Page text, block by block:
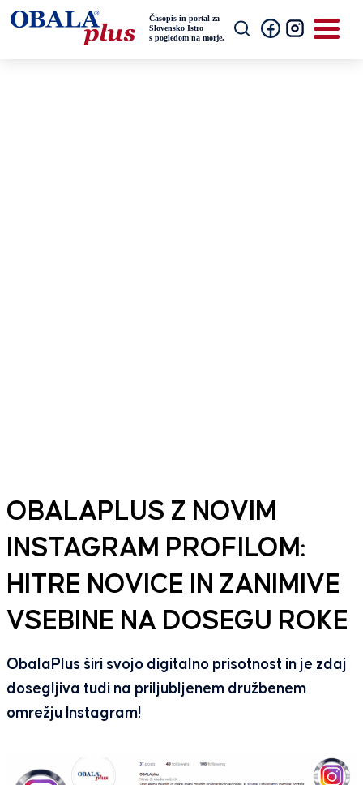
OBALAPLUS Z NOVIM
INSTAGRAM PROFILOM:
HITRE NOVICE IN ZANIMIVE
VSEBINE NA DOSEGU ROKE
ObalaPlus širi svojo digitalno prisotnost in je zdaj
dosegljiva tudi na priljubljenem družbenem
omrežju Instagram!